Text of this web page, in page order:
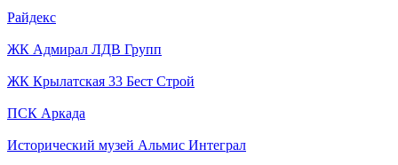
Райдекс
ЖК Адмирал ЛДВ Групп
ЖК Крылатская 33 Бест Строй
ПСК Аркада
Исторический музей Альмис Интеграл